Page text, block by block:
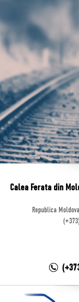
Calea Ferata din
Republica